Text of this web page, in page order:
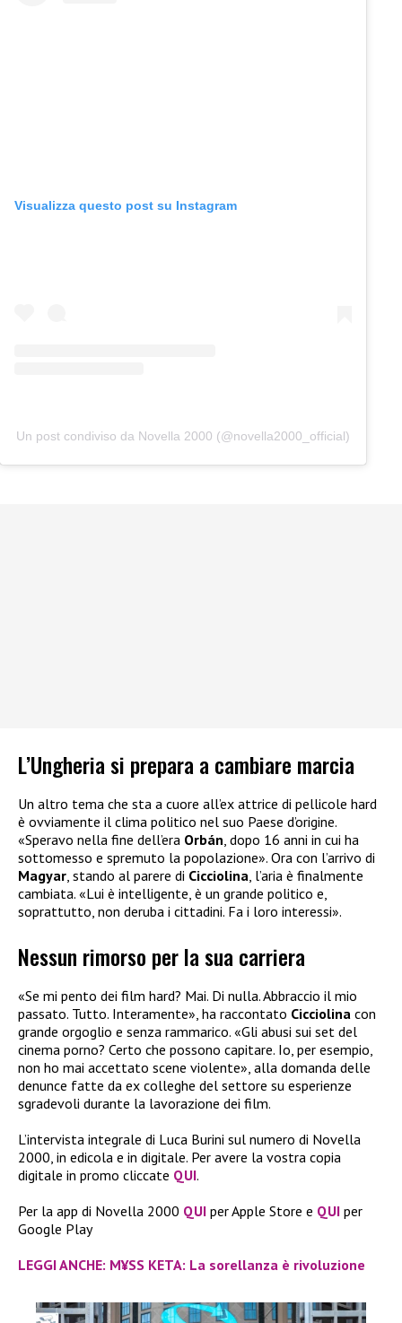
Visualizza questo post su Instagram
Un post condiviso da Novella 2000 (@novella2000_official)
L’Ungheria si prepara a cambiare marcia
Un altro tema che sta a cuore all’ex attrice di pellicole hard
è ovviamente il clima politico nel suo Paese d’origine.
«Speravo nella fine dell’era Orbán, dopo 16 anni in cui ha
sottomesso e spremuto la popolazione». Ora con l’arrivo di
Magyar, stando al parere di Cicciolina, l’aria è finalmente
cambiata. «Lui è intelligente, è un grande politico e,
soprattutto, non deruba i cittadini. Fa i loro interessi».
Nessun rimorso per la sua carriera
«Se mi pento dei film hard? Mai. Di nulla. Abbraccio il mio
passato. Tutto. Interamente», ha raccontato Cicciolina con
grande orgoglio e senza rammarico. «Gli abusi sui set del
cinema porno? Certo che possono capitare. Io, per esempio,
non ho mai accettato scene violente», alla domanda delle
denunce fatte da ex colleghe del settore su esperienze
sgradevoli durante la lavorazione dei film.
L’intervista integrale di Luca Burini sul numero di Novella
2000, in edicola e in digitale. Per avere la vostra copia
digitale in promo cliccate QUI.
Per la app di Novella 2000 QUI per Apple Store e QUI per
Google Play
LEGGI ANCHE: M¥SS KETA: La sorellanza è rivoluzione